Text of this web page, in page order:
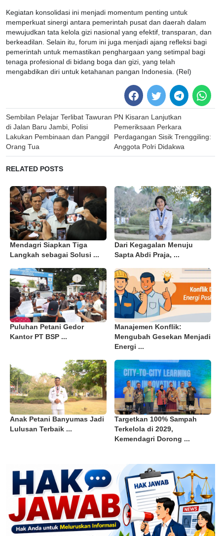
Kegiatan konsolidasi ini menjadi momentum penting untuk
memperkuat sinergi antara pemerintah pusat dan daerah dalam
mewujudkan tata kelola gizi nasional yang efektif, transparan, dan
berkeadilan. Selain itu, forum ini juga menjadi ajang refleksi bagi
pemerintah untuk memastikan penghargaan yang setimpal bagi
tenaga profesional di bidang boga dan gizi, yang telah
mengabdikan diri untuk ketahanan pangan Indonesia. (Rel)
Post
navigation
Sembilan Pelajar Terlibat Tawuran
di Jalan Baru Jambi, Polisi
Lakukan Pembinaan dan Panggil
Orang Tua
PN Kisaran Lanjutkan
Pemeriksaan Perkara
Perdagangan Sisik Trenggiling:
Anggota Polri Didakwa
RELATED POSTS
Mendagri Siapkan Tiga
Langkah sebagai Solusi ...
Dari Kegagalan Menuju
Sapta Abdi Praja, ...
Puluhan Petani Gedor
Kantor PT BSP ...
Manajemen Konflik:
Mengubah Gesekan Menjadi
Energi ...
Anak Petani Banyumas Jadi
Lulusan Terbaik ...
Targetkan 100% Sampah
Terkelola di 2029,
Kemendagri Dorong ...